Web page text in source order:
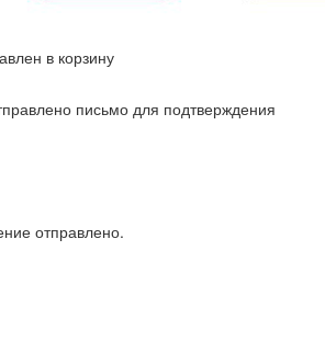
в корзину
письмо для подтверждения
отправлено.